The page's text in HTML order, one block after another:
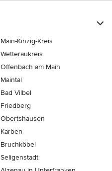
Main-Kinzig-Kreis
Wetteraukreis
Offenbach am Main
Maintal
Bad Vilbel
Friedberg
Obertshausen
Karben
Bruchköbel
Seligenstadt